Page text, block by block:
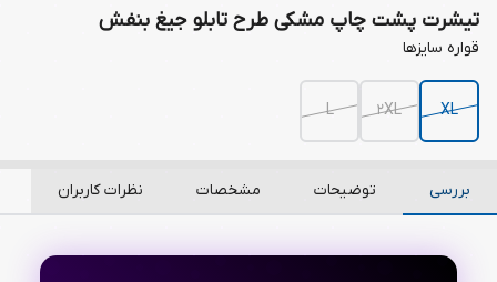
تیشرت پشت چاپ مشکی طرح تابلو جیغ بنفش
قواره سایزها
XL
2XL
L
بررسی توضیحات مشخصات نظرات کاربران